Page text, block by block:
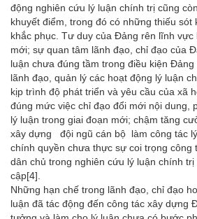
động nghiên cứu lý luận chính trị cũng
khuyết điểm, trong đó có những thiếu sót
khắc phục. Tư duy của Đảng rên lĩnh vực
mới; sự quan tâm lãnh đạo, chỉ đạo của
luận chưa đúng tầm trong điều kiện
lãnh đạo, quản lý các hoạt động lý luận
kịp trình độ phát triển và yêu cầu của xã
đúng mức việc chỉ đạo đổi mới nội dung,
lý luận trong giai đoạn mới; chậm tăng
xây dựng đội ngũ cán bộ làm công tác
chính quyền chưa thực sự coi trọng công
dân chủ trong nghiên cứu lý luận chính
cập[4]
Những hạn chế trong lãnh đạo, chỉ đạo
luận đã tác động đến công tác xây dựng